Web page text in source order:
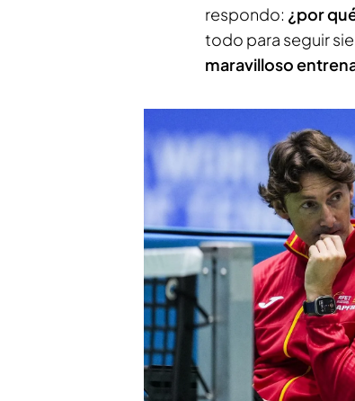
respondo: ¿por
todo para seguir
maravilloso